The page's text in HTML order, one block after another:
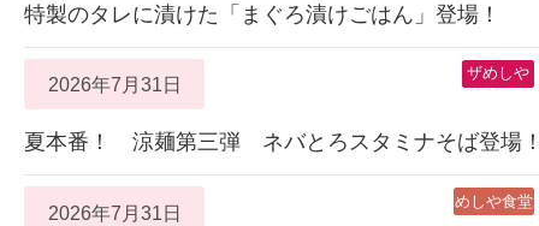
特製のタレに漬けた「まぐろ漬けごはん」登場！
2026年7月31日 ザめしや
夏本番！ 涼麺第三弾 ネバとろスタミナそば登場
2026年7月31日 めしや食堂